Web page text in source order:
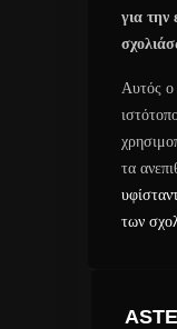
για
Αυτός ο
τα
των